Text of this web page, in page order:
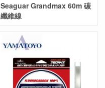
Seaguar Grandmax 60m 碳
纖維線